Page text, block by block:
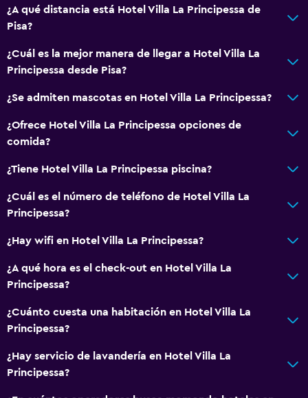
Extinguidor
Champú
Alarma de humo
Calefacción
Gel de ducha
Aire acondicionado
Papeleras
Ducha
Tina de baño
Bidé
Secador de pelo
Aseo
Bañera al aire libre
Papel higiénico
Baño privado
¿A qué distancia está Hotel Villa La Principessa de
Pisa?
¿Cuál es la mejor manera de llegar a Hotel Villa La
Principessa desde Pisa?
¿Se admiten mascotas en Hotel Villa La Principessa?
¿Ofrece Hotel Villa La Principessa opciones de
comida?
¿Tiene Hotel Villa La Principessa piscina?
¿Cuál es el número de teléfono de Hotel Villa La
Principessa?
¿Hay wifi en Hotel Villa La Principessa?
¿A qué hora es el check-out en Hotel Villa La
Principessa?
¿Cuánto cuesta una habitación en Hotel Villa La
Principessa?
¿Hay servicio de lavandería en Hotel Villa La
Principessa?